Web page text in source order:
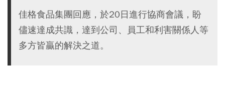
佳格食品集團回應，於20日進行協商會議，盼
儘速達成共識，達到公司、員工和利害關係人等
多方皆贏的解決之道。